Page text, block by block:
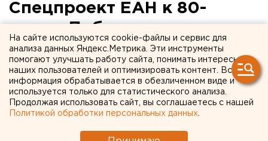
Спецпроект ЕАН к 80-
летию Победы
«Свердловск - город
госпиталей». Офицерский
госпиталь № 414 и Красный
Крест
Спецпроект ЕАН к 80-летию Победы
На сайте используются cookie-файлы и сервис для
анализа данных Яндекс.Метрика. Эти инструменты
помогают улучшать работу сайта, понимать интересы
наших пользователей и оптимизировать контент. Вся
информация обрабатывается в обезличенном виде и
используется только для статистического анализа.
Продолжая использовать сайт, вы соглашаетесь с нашей
Политикой обработки персональных данных